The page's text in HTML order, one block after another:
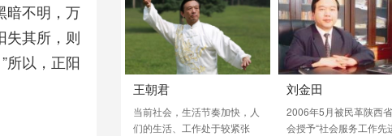
不明，万
失其所，则
所以，正阳
生部教材评审委员会委员，兼
任深圳大学医学院解剖与组织
胚胎教研室主任，中华医药科
学院南京新中医学研究院副院
长。是我国为数不多的研究利
用各种特种针具进行临床治疗
的解剖学家。在国际上首次提
出并创立筋膜学。
脊柱讲师团创始人之一
近40年，微创手术治疗
突出、颈椎病超二万例
养了全国5000余位专科
生。
王朝君
当前社会，生活节奏加快，人
们的生活、工作处于较紧张
刘金田
2006年5月被民革陕西
会授予“社会服务工作先